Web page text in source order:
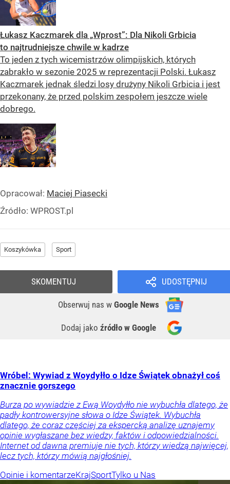
Łukasz Kaczmarek dla „Wprost”: Dla Nikoli Grbicia
to najtrudniejsze chwile w kadrze
To jeden z tych wicemistrzów olimpijskich, których
zabrakło w sezonie 2025 w reprezentacji Polski. Łukasz
Kaczmarek jednak śledzi losy drużyny Nikoli Grbicia i jest
przekonany, że przed polskim zespołem jeszcze wiele
dobrego.
Opracował: Maciej Piasecki
Źródło: WPROST.pl
Koszykówka Sport
UDOSTĘPNIJ
Obserwuj nas w Google News
Dodaj jako źródło w Google
SKOMENTUJ
Wróbel: Wywiad z Woydyłło o Idze Świątek obnażył coś
znacznie gorszego
Burza po wywiadzie z Ewą Woydyłło nie wybuchła dlatego, że
padły kontrowersyjne słowa o Idze Świątek. Wybuchła
dlatego, że coraz częściej za ekspercką analizę uznajemy
opinie wygłaszane bez wiedzy, faktów i odpowiedzialności.
Internet od dawna premiuje nie tych, którzy wiedzą najwięcej,
lecz tych, którzy mówią najgłośniej.
Opinie i komentarzeKrajSportTylko u Nas